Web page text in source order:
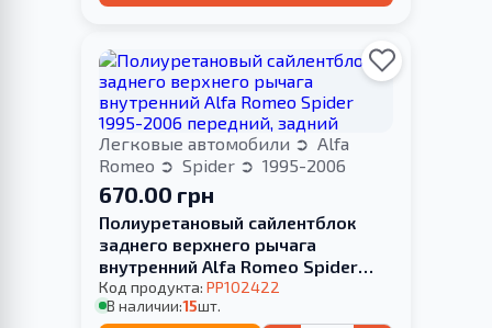
Легковые автомобили
Alfa
Romeo
Spider 1995-2006
670.00 грн
Полиуретановый сайлентблок
заднего верхнего рычага
внутренний Alfa Romeo Spider
1995-2006 передний, задний
Код продукта: PP102422
В наличии:15шт.